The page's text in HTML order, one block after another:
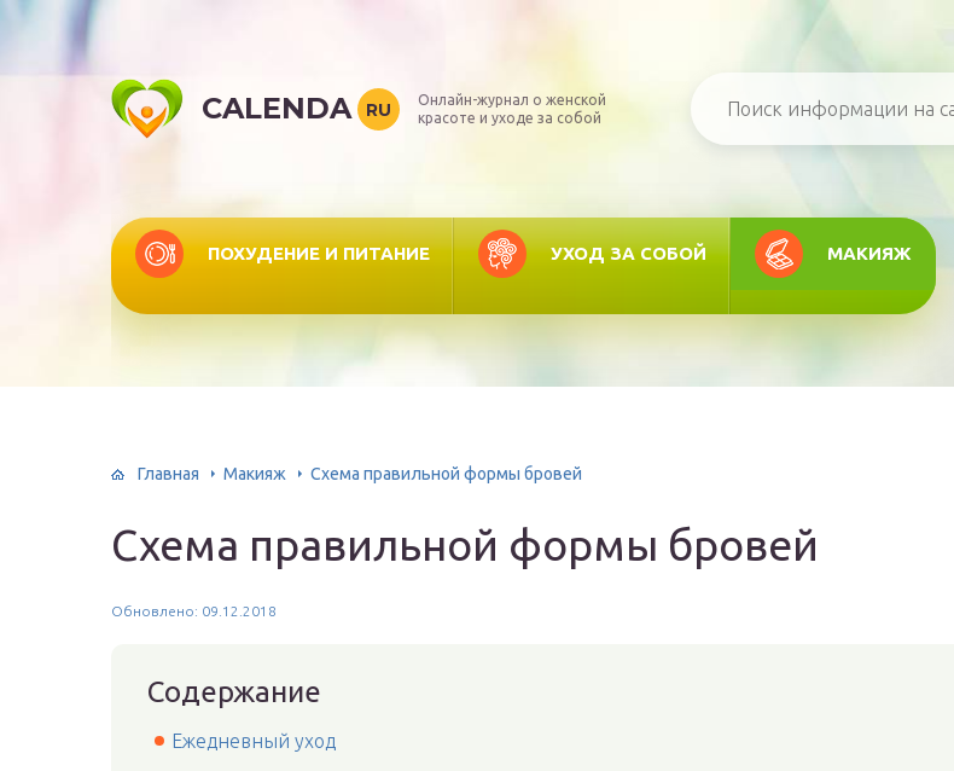
CALENDA RU
Онлайн-журнал о женской
красоте и уходе за собой
ПОХУДЕНИЕ И ПИТАНИЕ УХОД ЗА СОБОЙ МАКИЯЖ
Главная Макияж Схема правильной формы бровей
Схема правильной формы бровей
Обновлено: 09.12.2018
Содержание
Ежедневный уход